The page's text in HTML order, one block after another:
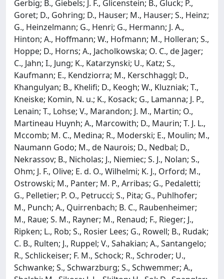
Gerbig; B., Giebels; J. F., Glicenstein; B., Gluck; P.,
Goret; D., Gohring; D., Hauser; M., Hauser; S., Heinz;
G., Heinzelmann; G., Henri; G., Hermann; J. A.,
Hinton; A., Hoffmann; W., Hofmann; M., Holleran; S.,
Hoppe; D., Horns; A., Jacholkowska; O. C., de Jager;
C., Jahn; I., Jung; K., Katarzynski; U., Katz; S.,
Kaufmann; E., Kendziorra; M., Kerschhaggl; D.,
Khangulyan; B., Khelifi; D., Keogh; W., Kluzniak; T.,
Kneiske; Komin, N. u.; K., Kosack; G., Lamanna; J. P.,
Lenain; T., Lohse; V., Marandon; J. M., Martin; O.,
Martineau Huynh; A., Marcowith; D., Maurin; T. J. L.,
Mccomb; M. C., Medina; R., Moderski; E., Moulin; M.,
Naumann Godo; M., de Naurois; D., Nedbal; D.,
Nekrassov; B., Nicholas; J., Niemiec; S. J., Nolan; S.,
Ohm; J. F., Olive; E. d. O., Wilhelmi; K. J., Orford; M.,
Ostrowski; M., Panter; M. P., Arribas; G., Pedaletti;
G., Pelletier; P. O., Petrucci; S., Pita; G., Puhlhofer;
M., Punch; A., Quirrenbach; B. C., Raubenheimer;
M., Raue; S. M., Rayner; M., Renaud; F., Rieger; J.,
Ripken; L., Rob; S., Rosier Lees; G., Rowell; B., Rudak;
C. B., Rulten; J., Ruppel; V., Sahakian; A., Santangelo;
R., Schlickeiser; F. M., Schock; R., Schroder; U.,
Schwanke; S., Schwarzburg; S., Schwemmer; A.,